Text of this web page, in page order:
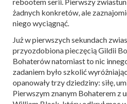
żadnych konkretów, ale
niego wyciągnąć.
Już w pierwszych sekundach
przyozdobiona pieczęcią Gildii
Bohaterów natomiast to nic
zadaniem było szkolić
opanowały trzy dziedziny: siłę,
Pierwszym znanym Bohaterem z